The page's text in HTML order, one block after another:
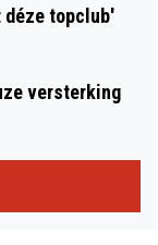
déze topclub'
versterking